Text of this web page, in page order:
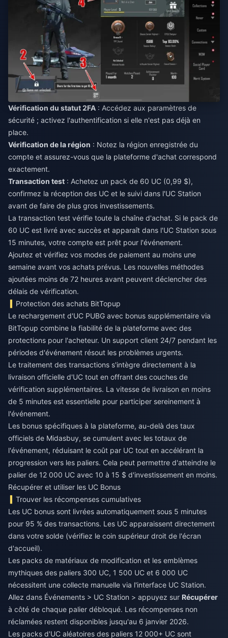
Vérification du statut 2FA : Accédez aux paramètres de
sécurité ; activez l'authentification si elle n'est pas déjà en
place.
Vérification de la région : Notez la région enregistrée du
compte et assurez-vous que la plateforme d'achat correspond
exactement.
Transaction test : Achetez un pack de 60 UC (0,99 $),
confirmez la réception des UC et le suivi dans l'UC Station
avant de faire de plus gros investissements.
La transaction test vérifie toute la chaîne d'achat. Si le pack de
60 UC est livré avec succès et apparaît dans l'UC Station sous
15 minutes, votre compte est prêt pour l'événement.
Ajoutez et vérifiez vos modes de paiement au moins une
semaine avant vos achats prévus. Les nouvelles méthodes
ajoutées moins de 72 heures avant peuvent déclencher des
délais de vérification.
Protection des achats BitTopup
Le rechargement d'UC PUBG avec bonus supplémentaire via
BitTopup combine la fiabilité de la plateforme avec des
protections pour l'acheteur. Un support client 24/7 pendant les
périodes d'événement résout les problèmes urgents.
Le traitement des transactions s'intègre directement à la
livraison officielle d'UC tout en offrant des couches de
vérification supplémentaires. La vitesse de livraison en moins
de 5 minutes est essentielle pour participer sereinement à
l'événement.
Les bonus spécifiques à la plateforme, au-delà des taux
officiels de Midasbuy, se cumulent avec les totaux de
l'événement, réduisant le coût par UC tout en accélérant la
progression vers les paliers. Cela peut permettre d'atteindre le
palier de 12 000 UC avec 10 à 15 $ d'investissement en moins.
Récupérer et utiliser les UC Bonus
Trouver les récompenses cumulatives
Les UC bonus sont livrées automatiquement sous 5 minutes
pour 95 % des transactions. Les UC apparaissent directement
dans votre solde (vérifiez le coin supérieur droit de l'écran
d'accueil).
Les packs de matériaux de modification et les emblèmes
mythiques des paliers 300 UC, 1 500 UC et 6 000 UC
nécessitent une collecte manuelle via l'interface UC Station.
Allez dans Événements > UC Station > appuyez sur Récupérer
à côté de chaque palier débloqué. Les récompenses non
réclamées restent disponibles jusqu'au 6 janvier 2026.
Les packs d'UC aléatoires des paliers 12 000+ UC sont